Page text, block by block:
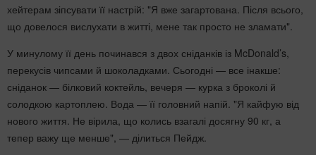
хейтерам зіпсувати її настрій: "Я вже загартована. Після всього,
що довелося вислухати в житті, мене так просто не зламати".
У минулому її день починався з двох сніданків із McDonald’s,
перекусів чипсами й шоколадками. Сьогодні — все інакше:
сніданок — білковий коктейль, вечеря — курка з броколі й
солодкою картоплею. Вода — її головний напій. "Я кайфую від
нового життя. Не вірила, що колись взагалі досягну 90 кг, а
тепер важу ще менше", — ділиться Пейдж.